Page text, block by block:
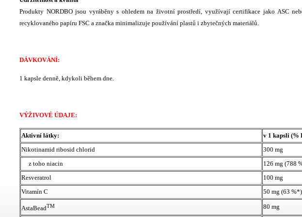
Produkty NORDBO jsou vyráběny s ohledem na životní prostředí, využívají certifikace jako ASC
recyklovaného papíru FSC a značka minimalizuje používání plastů i zbytečných materiálů.
DÁVKOVÁNÍ:
1 kapsle denně, kdykoli během dne.
VÝŽIVOVÉ ÚDAJE:
Aktivní látky:
v 1 kapsli (%
Nikotinamid ribosid chlorid
300 mg
z toho niacin
126 mg (788
Resveratrol
100 mg
Vitamín C
50 mg (63 %*)
AstaBeadTM 80 mg